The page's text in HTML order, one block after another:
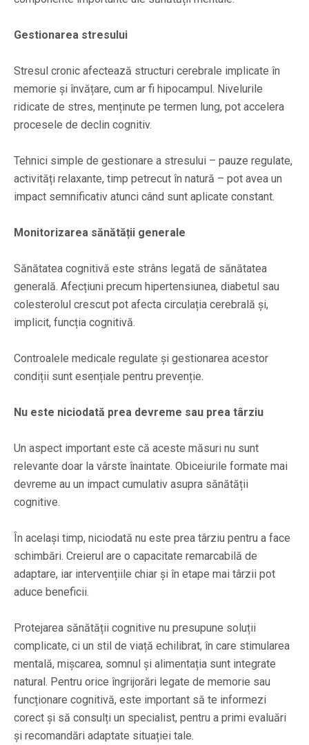
Gestionarea stresului
Stresul cronic afectează structuri cerebrale implicate în
memorie și învățare, cum ar fi hipocampul. Nivelurile
ridicate de stres, menținute pe termen lung, pot accelera
procesele de declin cognitiv.
Tehnici simple de gestionare a stresului – pauze regulate,
activități relaxante, timp petrecut în natură – pot avea un
impact semnificativ atunci când sunt aplicate constant.
Monitorizarea sănătății generale
Sănătatea cognitivă este strâns legată de sănătatea
generală. Afecțiuni precum hipertensiunea, diabetul sau
colesterolul crescut pot afecta circulația cerebrală și,
implicit, funcția cognitivă.
Controalele medicale regulate și gestionarea acestor
condiții sunt esențiale pentru prevenție.
Nu este niciodată prea devreme sau prea târziu
Un aspect important este că aceste măsuri nu sunt
relevante doar la vârste înaintate. Obiceiurile formate mai
devreme au un impact cumulativ asupra sănătății
cognitive.
În același timp, niciodată nu este prea târziu pentru a face
schimbări. Creierul are o capacitate remarcabilă de
adaptare, iar intervențiile chiar și în etape mai târzii pot
aduce beneficii.
Protejarea sănătății cognitive nu presupune soluții
complicate, ci un stil de viață echilibrat, în care stimularea
mentală, mișcarea, somnul și alimentația sunt integrate
natural. Pentru orice îngrijorări legate de memorie sau
funcționare cognitivă, este important să te informezi
corect și să consulți un specialist, pentru a primi evaluări
și recomandări adaptate situației tale.